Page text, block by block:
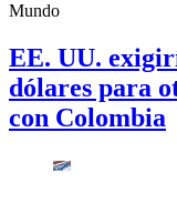
Mundo
EE. UU.
dólares para
con Colombia